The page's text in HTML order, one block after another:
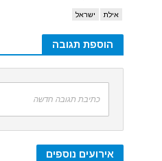
אילת ישראל
הוספת תגובה
כתיבת תגובה חדשה
אירועים נוספים